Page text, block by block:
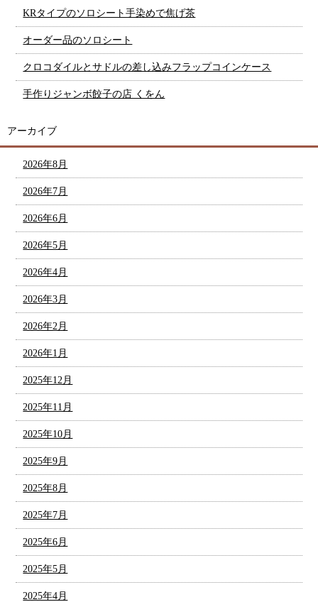
KRタイプのソロシート手染めで焦げ茶
オーダー品のソロシート
クロコダイルとサドルの差し込みフラップコインケース
手作りジャンボ餃子の店 くをん
アーカイブ
2026年8月
2026年7月
2026年6月
2026年5月
2026年4月
2026年3月
2026年2月
2026年1月
2025年12月
2025年11月
2025年10月
2025年9月
2025年8月
2025年7月
2025年6月
2025年5月
2025年4月